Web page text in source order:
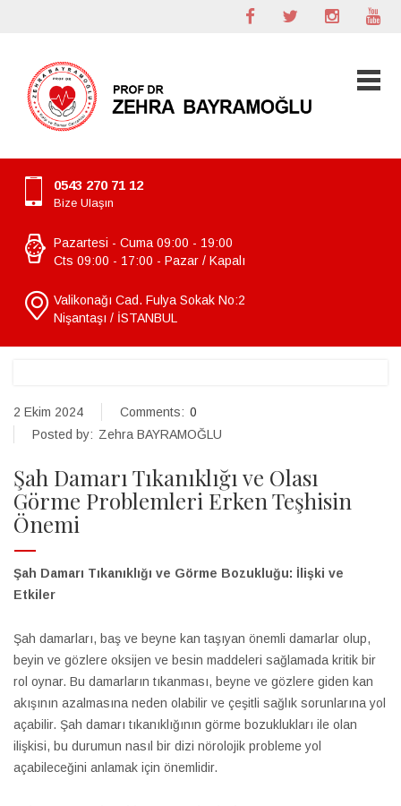
0543 270 71 12
Bize Ulaşın
Pazartesi - Cuma 09:00 - 19:00
Cts 09:00 - 17:00 - Pazar / Kapalı
Valikonağı Cad. Fulya Sokak No:2
Nişantaşı / İSTANBUL
2 Ekim 2024 Comments: 0
Posted by: Zehra BAYRAMOĞLU
Şah Damarı Tıkanıklığı ve Olası
Görme Problemleri Erken Teşhisin
Önemi
Şah Damarı Tıkanıklığı ve Görme Bozukluğu: İlişki ve
Etkiler
Şah damarları, baş ve beyne kan taşıyan önemli damarlar olup,
beyin ve gözlere oksijen ve besin maddeleri sağlamada kritik bir
rol oynar. Bu damarların tıkanması, beyne ve gözlere giden kan
akışının azalmasına neden olabilir ve çeşitli sağlık sorunlarına yol
açabilir. Şah damarı tıkanıklığının görme bozuklukları ile olan
ilişkisi, bu durumun nasıl bir dizi nörolojik probleme yol
açabileceğini anlamak için önemlidir.